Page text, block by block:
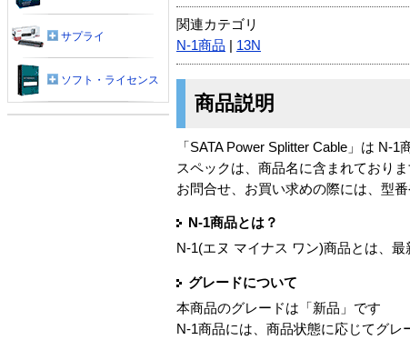
関連カテゴリ
N-1商品
13N
商品説明
「SATA Power Splitter Cable」は N-1
スペックは、商品名に含まれておりま
お問合せ、お買い求めの際には、型
N-1商品とは？
N-1(エヌ マイナス ワン)商品とは、
グレードについて
本商品のグレードは「新品」です
N-1商品には、商品状態に応じてグレ
サプライ
ソフト・ライセンス